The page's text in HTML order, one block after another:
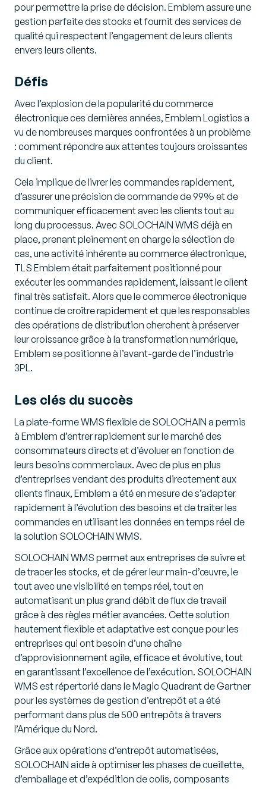
pour permettre la prise de décision. Emblem assure une
gestion parfaite des stocks et fournit des services de
qualité qui respectent l’engagement de leurs clients
envers leurs clients.
Défis
Avec l’explosion de la popularité du commerce
électronique ces dernières années, Emblem Logistics a
vu de nombreuses marques confrontées à un problème
: comment répondre aux attentes toujours croissantes
du client.
Cela implique de livrer les commandes rapidement,
d’assurer une précision de commande de 99% et de
communiquer efficacement avec les clients tout au
long du processus. Avec SOLOCHAIN WMS déjà en
place, prenant pleinement en charge la sélection de
cas, une activité inhérente au commerce électronique,
TLS Emblem était parfaitement positionné pour
exécuter les commandes rapidement, laissant le client
final très satisfait. Alors que le commerce électronique
continue de croître rapidement et que les responsables
des opérations de distribution cherchent à préserver
leur croissance grâce à la transformation numérique,
Emblem se positionne à l’avant-garde de l’industrie
3PL.
Les clés du succès
La plate-forme WMS flexible de SOLOCHAIN a permis
à Emblem d’entrer rapidement sur le marché des
consommateurs directs et d’évoluer en fonction de
leurs besoins commerciaux. Avec de plus en plus
d’entreprises vendant des produits directement aux
clients finaux, Emblem a été en mesure de s’adapter
rapidement à l’évolution des besoins et de traiter les
commandes en utilisant les données en temps réel de
la solution SOLOCHAIN WMS.
SOLOCHAIN WMS permet aux entreprises de suivre et
de tracer les stocks, et de gérer leur main-d’œuvre, le
tout avec une visibilité en temps réel, tout en
automatisant un plus grand débit de flux de travail
grâce à des règles métier avancées. Cette solution
hautement flexible et adaptative est conçue pour les
entreprises qui ont besoin d’une chaîne
d’approvisionnement agile, efficace et évolutive, tout
en garantissant l’excellence de l’exécution. SOLOCHAIN
WMS est répertorié dans le Magic Quadrant de Gartner
pour les systèmes de gestion d’entrepôt et a été
performant dans plus de 500 entrepôts à travers
l’Amérique du Nord.
Grâce aux opérations d’entrepôt automatisées,
SOLOCHAIN aide à optimiser les phases de cueillette,
d’emballage et d’expédition de colis, composants